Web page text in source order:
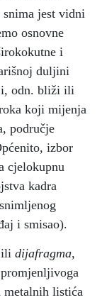
jest vidni
osnovne
i
duljini
odn. bliži ili
koji mijenja
područje
izbor
cjelokupnu
kadra
i smisao).
ili dijafragma,
metalnih listića